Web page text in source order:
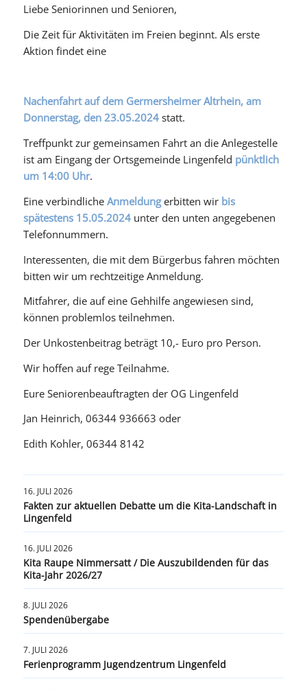
Liebe Seniorinnen und Senioren,
Die Zeit für Aktivitäten im Freien beginnt. Als erste
Aktion findet eine
Nachenfahrt auf dem Germersheimer Altrhein, am
Donnerstag, den 23.05.2024 statt.
Treffpunkt zur gemeinsamen Fahrt an die Anlegestelle
ist am Eingang der Ortsgemeinde Lingenfeld pünktlich
um 14:00 Uhr.
Eine verbindliche Anmeldungerbitten wir bis
spätestens 15.05.2024unter den unten angegebenen
Telefonnummern.
Interessenten, die mit dem Bürgerbus fahren möchten
bitten wir um rechtzeitige Anmeldung.
Mitfahrer, die auf eine Gehhilfe angewiesen sind,
können problemlos teilnehmen.
Der Unkostenbeitrag beträgt 10,- Euro pro Person.
Wir hoffen auf rege Teilnahme.
Eure Seniorenbeauftragten der OG Lingenfeld
Jan Heinrich, 06344 936663 oder
Edith Kohler, 06344 8142
16. JULI 2026
Fakten zur aktuellen Debatte um die Kita-Landschaft in
Lingenfeld
16. JULI 2026
Kita Raupe Nimmersatt / Die Auszubildenden für das
Kita-Jahr 2026/27
8. JULI 2026
Spendenübergabe
7. JULI 2026
Ferienprogramm Jugendzentrum Lingenfeld